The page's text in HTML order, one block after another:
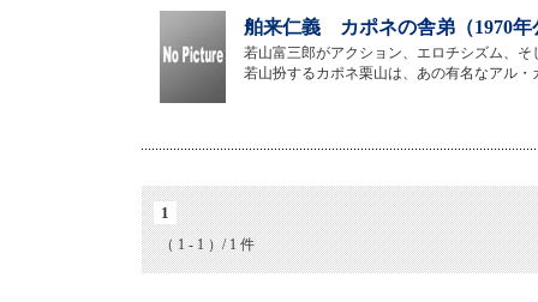
舶来仁義 カポネの舎弟（1970年
若山富三郎がアクション、エロチシズム、
若山扮するカポネ栗山は、あの有名なアル
1
（ 1 - 1 ）/ 1 件